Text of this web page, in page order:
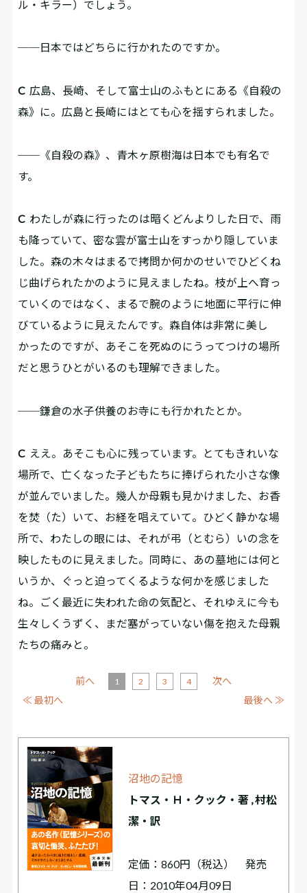
ル・キラー）でしょう。
──日本ではどちらに行かれたのですか。
C 広島、長崎、そして富士山のふもとにある《自殺の
森》に。広島と長崎にはとても心を揺すられました。
──《自殺の森》、青木ヶ原樹海は日本でも有名で
す。
C わたしが森に行ったのは暗くどんよりした日で、雨
も降っていて、密な雲が富士山をすっかり隠していま
した。森の木々はまるで拷問か何かのせいでひどくね
じ曲げられたかのように見えましたね。枝が上へ育っ
ていくのではなく、まるで腕のように地面に平行に伸
びているように見えたんです。森自体は非常に美し
かったのですが、あそこを死ぬのにうってつけの場所
だと思うひとがいるのも理解できました。
──鎌倉の水子供養のお寺にも行かれたとか。
C ええ。あそこも心に残っています。とてもきれいな
場所で、亡くなった子どもたちに捧げられた小さな像
が並んでいました。幾人か母親も見かけました、お香
を焚（た）いて、お経を唱えていて。ひどく静かな場
所で、わたしの眼には、それが弔（とむら）いの念を
映したものに見えました。同時に、あの墓地には何と
いうか、ぐっと迫ってくるような何かを感じました
ね。ごく最近に失われた命の気配と、それゆえに今も
生々しくうずく、まだ塞がっていない傷を抱えた母親
たちの痛みと。
≪ 最初へ
前へ 1 2 3 4
次へ
最後へ ≫
沼地の記憶
トマス・Ｈ・クック・著 , 村松
潔・訳
定価：860円（税込） 発売
日：2010年04月09日